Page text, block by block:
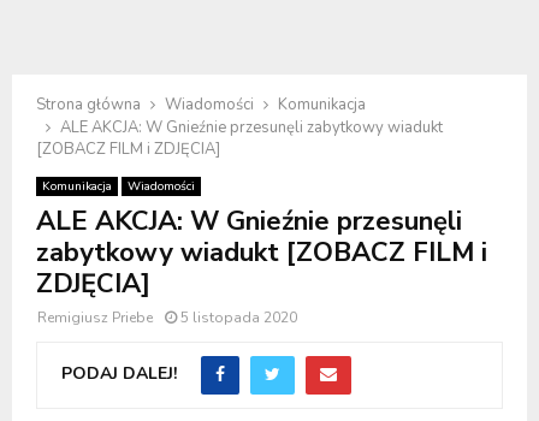
Strona główna Wiadomości
Komunikacja
ALE AKCJA: W Gnieźnie przesunęli zabytkowy wiadukt
[ZOBACZ FILM i ZDJĘCIA]
Komunikacja Wiadomości
ALE AKCJA: W Gnieźnie przesunęli
zabytkowy wiadukt [ZOBACZ FILM i
ZDJĘCIA]
Remigiusz Priebe 5 listopada 2020
PODAJ DALEJ!